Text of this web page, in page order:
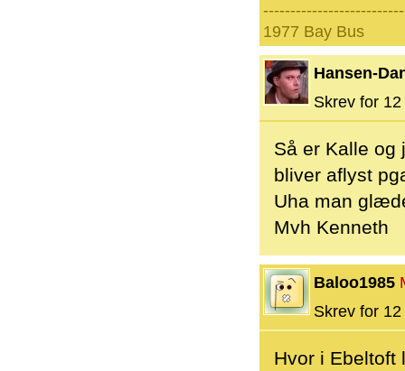
1977 Bay Bus
Hansen-
Skrev for
Så er Kalle
bliver aflyst
Uha man
Mvh Kenneth
Baloo1985
Skrev for
Hvor i